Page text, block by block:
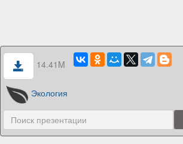
14.41M
Экология